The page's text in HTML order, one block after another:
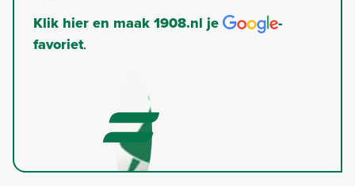
Klik hier en maak 1908.nl je
-
favoriet.